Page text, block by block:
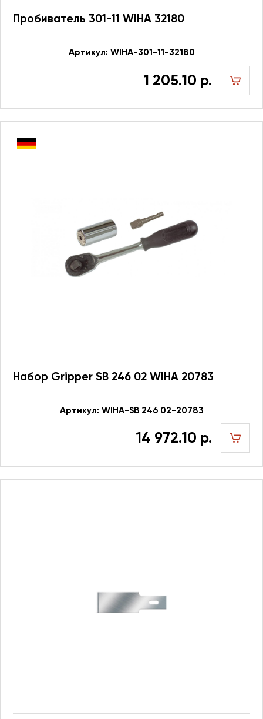
Пробиватель 301-11 WIHA 32180
Артикул: WIHA-301-11-32180
1 205.10 р.
Набор Gripper SB 246 02 WIHA 20783
Артикул: WIHA-SB 246 02-20783
14 972.10 р.